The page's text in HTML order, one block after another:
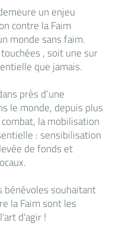
un enjeu
contre la Faim
monde sans faim.
, soit une sur
que jamais.
près d’une
le monde, depuis plus
la mobilisation
: sensibilisation
de fonds et
bénévoles souhaitant
la Faim sont les
d'agir !